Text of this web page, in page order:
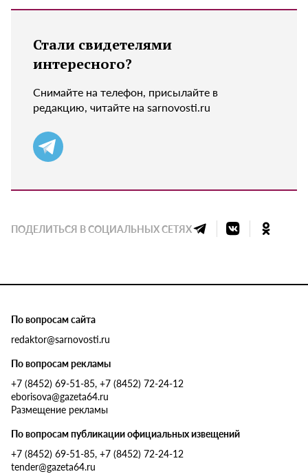
Стали свидетелями
интересного?
Снимайте на телефон, присылайте в
редакцию, читайте на sarnovosti.ru
ПОДЕЛИТЬСЯ В СОЦИАЛЬНЫХ СЕТЯХ
По вопросам сайта
redaktor@sarnovosti.ru
По вопросам рекламы
+7 (8452) 69-51-85, +7 (8452) 72-24-12
eborisova@gazeta64.ru
Размещение рекламы
По вопросам публикации официальных извещений
+7 (8452) 69-51-85, +7 (8452) 72-24-12
tender@gazeta64.ru